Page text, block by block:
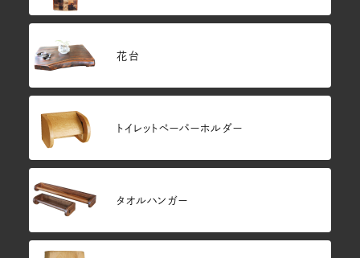
花台
トイレットペーパーホルダー
タオルハンガー